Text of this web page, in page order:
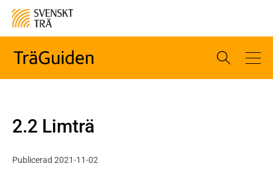
2.2 Limträ
Publicerad 2021-11-02